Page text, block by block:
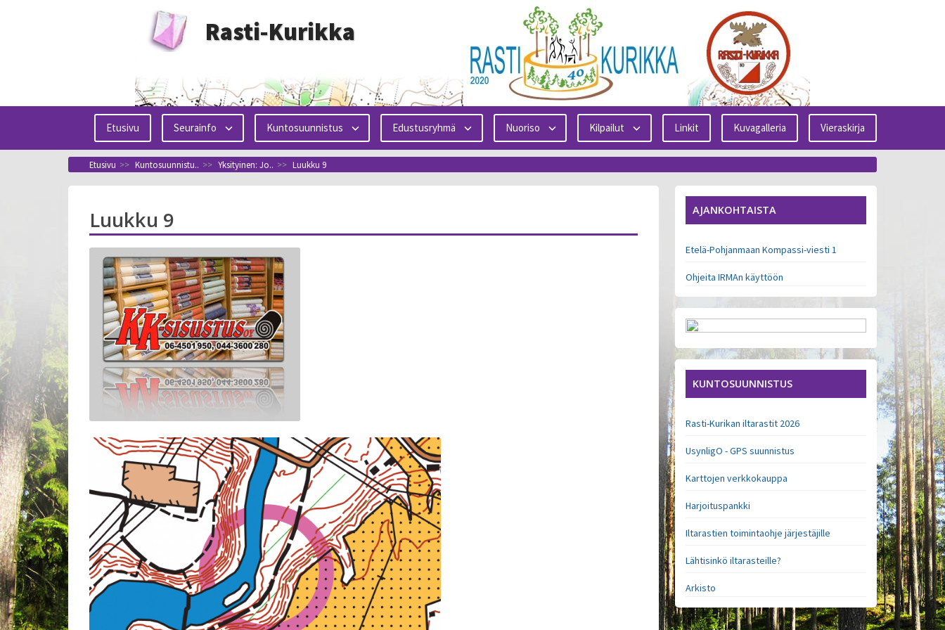
Rasti-Kurikka
Etusivu Seurainfo Kuntosuunnistus Edustusryhmä Nuoriso Kilpailut Linkit Kuvagalleria Vieraskirja
Etusivu >> Kuntosuunnistu.. >> Yksityinen: Jo.. >> Luukku 9
Luukku 9 AJANKOHTAISTA
Etelä-Pohjanmaan Kompassi-viesti 1
Ohjeita IRMAn käyttöön
KUNTOSUUNNISTUS
Rasti-Kurikan iltarastit 2026
UsynligO - GPS suunnistus
Karttojen verkkokauppa
Harjoituspankki
Iltarastien toimintaohje järjestäjille
Lähtisinkö iltarasteille?
Arkisto